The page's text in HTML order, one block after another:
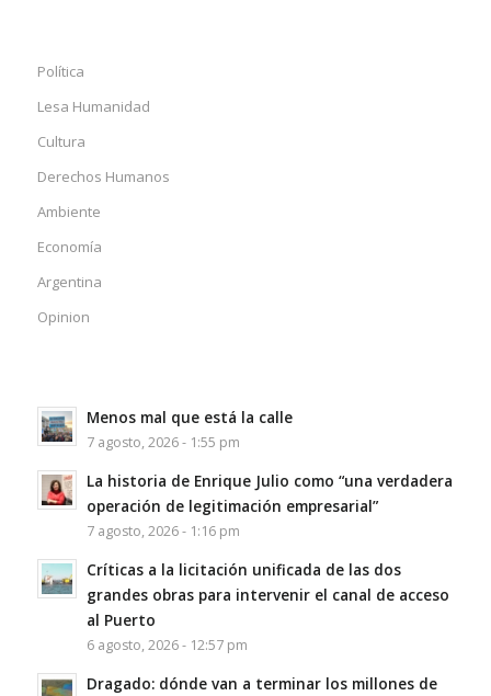
Política
Lesa Humanidad
Cultura
Derechos Humanos
Ambiente
Economía
Argentina
Opinion
Menos mal que está la calle
7 agosto, 2026 - 1:55 pm
La historia de Enrique Julio como “una verdadera
operación de legitimación empresarial”
7 agosto, 2026 - 1:16 pm
Críticas a la licitación unificada de las dos
grandes obras para intervenir el canal de acceso
al Puerto
6 agosto, 2026 - 12:57 pm
Dragado: dónde van a terminar los millones de